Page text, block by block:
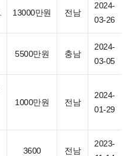
13000만원 전남
2024-
03-26
5500만원 충남
2024-
03-05
1000만원 전남
2024-
01-29
3600 전남
2023-